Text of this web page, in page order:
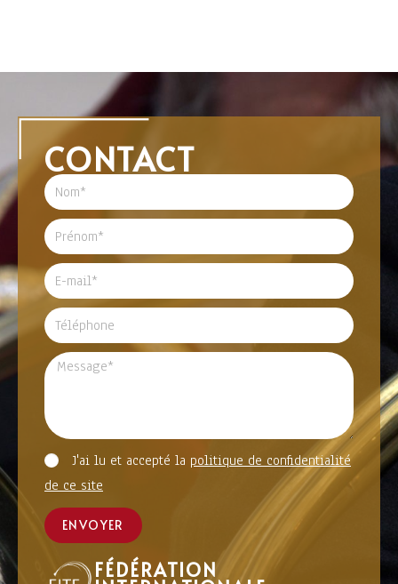
CONTACT
J'ai lu et accepté la politique de confidentialité
de ce site
ENVOYER
FÉDÉRATION